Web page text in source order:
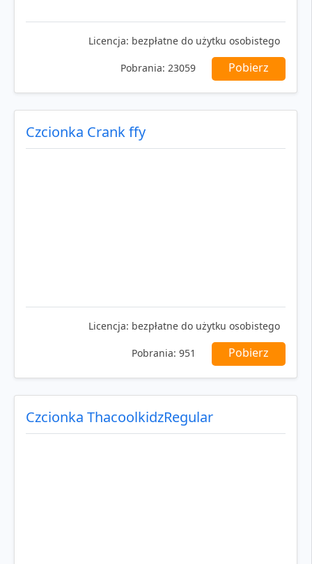
Licencja: bezpłatne do użytku osobistego
Pobrania: 23059 Pobierz
Czcionka Crank ffy
Licencja: bezpłatne do użytku osobistego
Pobrania: 951 Pobierz
Czcionka ThacoolkidzRegular